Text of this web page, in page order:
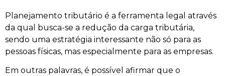
Planejamento tributário é a ferramenta legal através
da qual busca-se a redução da carga tributária,
sendo uma estratégia interessante não só para as
pessoas físicas, mas especialmente para as empresas.
Em outras palavras, é possível afirmar que o